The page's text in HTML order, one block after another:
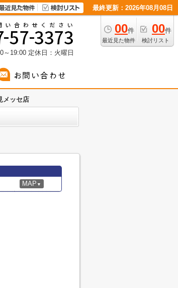
最終更新：2026年08月08日
00件
最近見た物件
00件
検討リスト
～19:00 定休日：火曜日
メッセ店
MAP ▼